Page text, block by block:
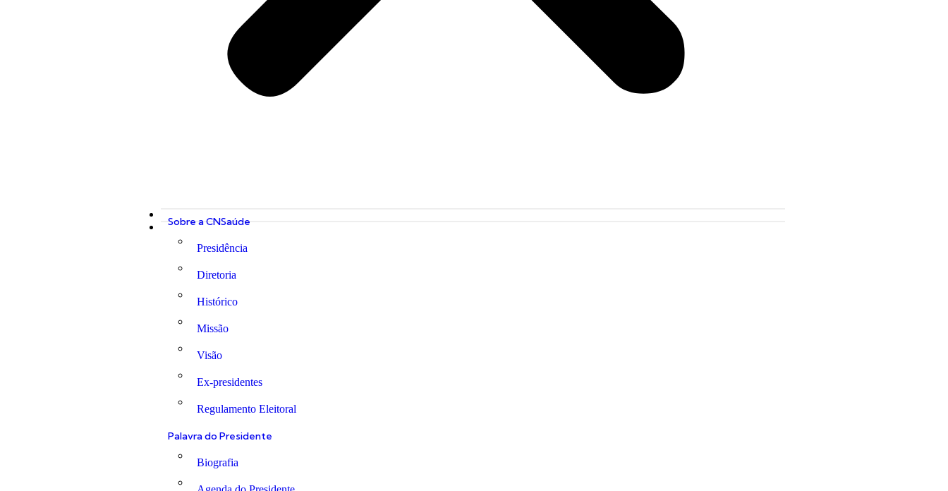
Sobre a CNSaúde
Presidência
Diretoria
Histórico
Missão
Visão
Ex-presidentes
Regulamento Eleitoral
Palavra do Presidente
Biografia